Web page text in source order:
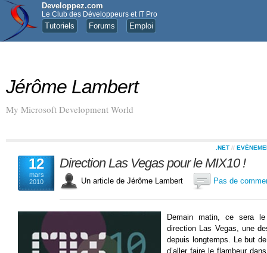
Developpez.com
Le Club des Développeurs et IT Pro
Tutoriels Forums Emploi
Jérôme Lambert
My Microsoft Development World
12
mars
2010
.NET //
Direction Las Vegas pour le MIX10 !
Un article de Jérôme Lambert Pas de
Demain matin, ce sera
direction Las Vegas, une
depuis longtemps. Le but
d’aller faire le flambeur